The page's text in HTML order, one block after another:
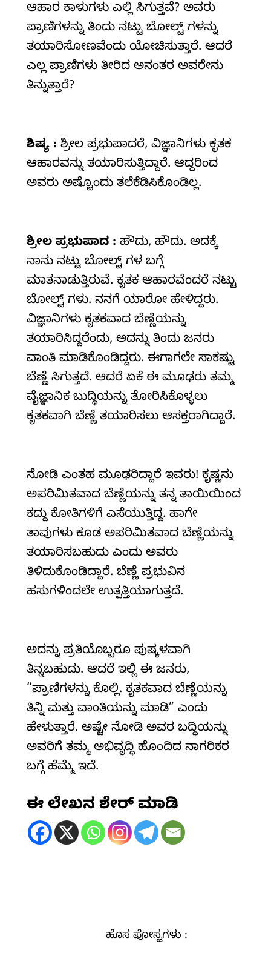
ಆಹಾರ ಕಾಳುಗಳು ಎಲ್ಲಿ ಸಿಗುತ್ತವೆ? ಅವರು
ಪ್ರಾಣಿಗಳನ್ನು ತಿಂದು ನಟ್ಟು ಬೋಲ್ಟ್ ಗಳನ್ನು
ತಯಾರಿಸೋಣವೆಂದು ಯೋಚಿಸುತ್ತಾರೆ. ಆದರೆ
ಎಲ್ಲ ಪ್ರಾಣಿಗಳು ತೀರಿದ ಅನಂತರ ಅವರೇನು
ತಿನ್ನುತ್ತಾರೆ?
ಶಿಷ್ಯ : ಶ್ರೀಲ ಪ್ರಭುಪಾದರೆ, ವಿಜ್ಞಾನಿಗಳು ಕೃತಕ
ಆಹಾರವನ್ನು ತಯಾರಿಸುತ್ತಿದ್ದಾರೆ. ಆದ್ದರಿಂದ
ಅವರು ಅಷ್ಟೊಂದು ತಲೆಕೆಡಿಸಿಕೊಂಡಿಲ್ಲ.
ಶ್ರೀಲ ಪ್ರಭುಪಾದ : ಹೌದು, ಹೌದು. ಅದಕ್ಕೆ
ನಾನು ನಟ್ಟು ಬೋಲ್ಟ್ ಗಳ ಬಗ್ಗೆ
ಮಾತನಾಡುತ್ತಿರುವೆ. ಕೃತಕ ಆಹಾರವೆಂದರೆ ನಟ್ಟು
ಬೋಲ್ಟ್ ಗಳು. ನನಗೆ ಯಾರೋ ಹೇಳಿದ್ದರು.
ವಿಜ್ಞಾನಿಗಳು ಕೃತಕವಾದ ಬೆಣ್ಣೆಯನ್ನು
ತಯಾರಿಸಿದ್ದರೆಂದು, ಅದನ್ನು ತಿಂದು ಜನರು
ವಾಂತಿ ಮಾಡಿಕೊಂಡಿದ್ದರು. ಈಗಾಗಲೇ ಸಾಕಷ್ಟು
ಬೆಣ್ಣೆ ಸಿಗುತ್ತದೆ. ಆದರೆ ಏಕೆ ಈ ಮೂಢರು ತಮ್ಮ
ವೈಜ್ಞಾನಿಕ ಬುದ್ಧಿಯನ್ನು ತೋರಿಸಿಕೊಳ್ಳಲು
ಕೃತಕವಾಗಿ ಬೆಣ್ಣೆ ತಯಾರಿಸಲು ಆಸಕ್ತರಾಗಿದ್ದಾರೆ.
ನೋಡಿ ಎಂತಹ ಮೂಢರಿದ್ದಾರೆ ಇವರು! ಕೃಷ್ಣನು
ಅಪರಿಮಿತವಾದ ಬೆಣ್ಣೆಯನ್ನು ತನ್ನ ತಾಯಿಯಿಂದ
ಕದ್ದು ಕೋತಿಗಳಿಗೆ ಎಸೆಯುತ್ತಿದ್ದ. ಹಾಗೇ
ತಾವುಗಳು ಕೂಡ ಅಪರಿಮಿತವಾದ ಬೆಣ್ಣೆಯನ್ನು
ತಯಾರಿಸಬಹುದು ಎಂದು ಅವರು
ತಿಳಿದುಕೊಂಡಿದ್ದಾರೆ. ಬೆಣ್ಣೆ ಪ್ರಭುವಿನ
ಹಸುಗಳಿಂದಲೇ ಉತ್ಪತ್ತಿಯಾಗುತ್ತದೆ.
ಅದನ್ನು ಪ್ರತಿಯೊಬ್ಬರೂ ಪುಷ್ಕಳವಾಗಿ
ತಿನ್ನಬಹುದು. ಆದರೆ ಇಲ್ಲಿ ಈ ಜನರು,
“ಪ್ರಾಣಿಗಳನ್ನು ಕೊಲ್ಲಿ. ಕೃತಕವಾದ ಬೆಣ್ಣೆಯನ್ನು
ತಿನ್ನಿ ಮತ್ತು ವಾಂತಿಯನ್ನು ಮಾಡಿ” ಎಂದು
ಹೇಳುತ್ತಾರೆ. ಅಷ್ಟೇ ನೋಡಿ ಅವರ ಬದ್ಧಿಯನ್ನು
ಅವರಿಗೆ ತಮ್ಮ ಅಭಿವೃದ್ಧಿ ಹೊಂದಿದ ನಾಗರಿಕರ
ಬಗ್ಗೆ ಹೆಮ್ಮೆ ಇದೆ.
ಈ ಲೇಖನ ಶೇರ್ ಮಾಡಿ
ಹೊಸ ಪೋಸ್ಟಗಳು :